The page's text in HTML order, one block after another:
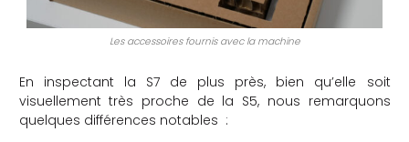
Les accessoires fournis avec la machine
En inspectant la S7 de plus près, bien qu’elle soit
visuellement très proche de la S5, nous remarquons
quelques différences notables :